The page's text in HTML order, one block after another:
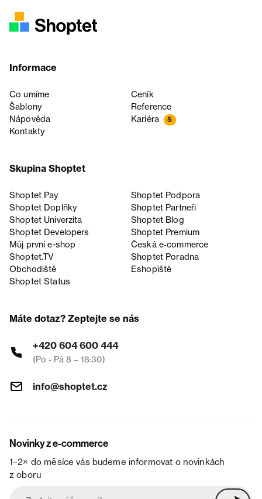
Informace
Co umíme
Ceník
Šablony
Reference
Nápověda
Kariéra 5
Kontakty
Skupina Shoptet
Shoptet Pay
Shoptet Podpora
Shoptet Doplňky
Shoptet Partneři
Shoptet Univerzita
Shoptet Blog
Shoptet Developers
Shoptet Premium
Můj první e-shop
Česká e‑commerce
Shoptet.TV
Shoptet Poradna
Obchodiště
Eshopiště
Shoptet Status
Máte dotaz? Zeptejte se nás
+420 604 600 444
(Po - Pá 8 – 18:30)
info@shoptet.cz
Novinky z e-commerce
1–2× do měsíce vás budeme informovat o novinkách
z oboru